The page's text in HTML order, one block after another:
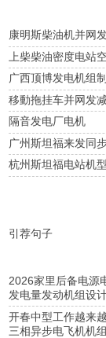
康明斯柴油机并网
上柴柴油密度电站
广西顶博发电机组
移動拖挂车并网发
隔音发电厂电机
广州斯坦福来发同
杭州斯坦福电站机
引荐句子
2026家里后备电源
发电量发动机组设
开春中型工作越来
三相异步电飞机机